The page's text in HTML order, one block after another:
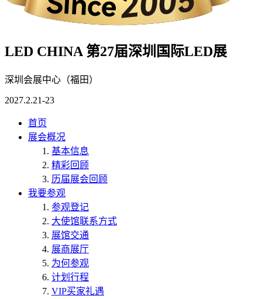
LED CHINA 第27届深圳国际LED展
深圳会展中心（福田）
2027.2.21-23
首页
展会概况
基本信息
精彩回顾
历届展会回顾
我要参观
参观登记
大使馆联系方式
展馆交通
展商展厅
为何参观
计划行程
VIP买家礼遇